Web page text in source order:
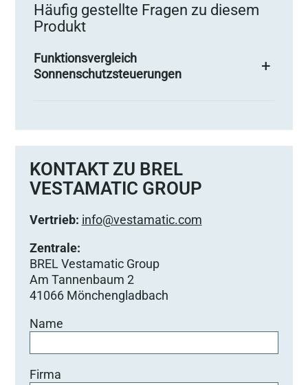
Häufig gestellte Fragen zu diesem
Produkt
Funktionsvergleich
Sonnenschutzsteuerungen
KONTAKT ZU BREL
VESTAMATIC GROUP
Vertrieb: info@vestamatic.com
Zentrale:
BREL Vestamatic Group
Am Tannenbaum 2
41066 Mönchengladbach
Name
Firma